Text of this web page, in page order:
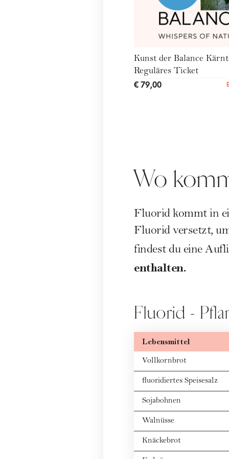
Kunst der Balance
Reguläres Ticket
€ 79,00
Wo
Fluorid kommt in
Fluorid versetzt,
findest du eine
enthalten.
Fluorid -
Lebensmittel
Vollkornbrot
fluoridiertes Speisesalz
Sojabohnen
Walnüsse
Knäckebrot